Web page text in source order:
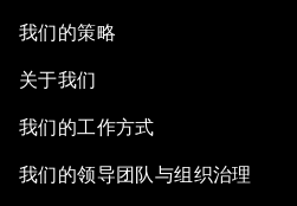
我们的策略
关于我们
我们的工作方式
我们的领导团队与组织治理